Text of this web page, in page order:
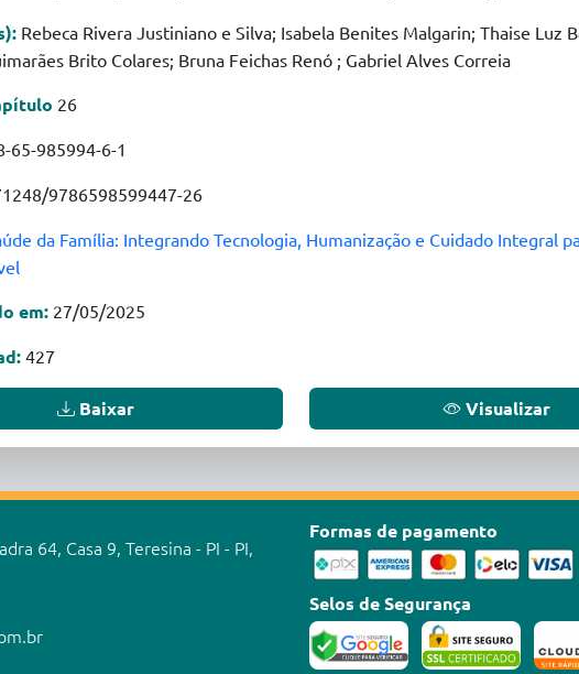
Rebeca Rivera Justiniano e Silva; Isabela Benites Malgarin; Thaise Luz
Brito Colares; Bruna Feichas Renó ; Gabriel Alves Correia
26
65-985994-6-1
9786598599447-26
da Família: Integrando Tecnologia, Humanização e Cuidado Integral
em: 27/05/2025
427
Baixar Visualizar
64, Casa 9, Teresina - PI - PI,
Formas de pagamento
Selos de Segurança